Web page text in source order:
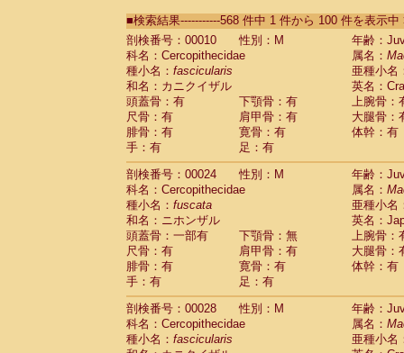
CebidaeSaguinus labiatus(0)
Cebidae Saguinus leucopus (4)
CebidaeSaguinus midas
CebidaeSaguinus mystax
CebidaeSaguinus nigricollis (12)
Cebidae Saguinus oedipus
Cebidae Saguinus weddelli
Cebidae Saguinusspp.
Cebidae Aotus trivirgatus
Cebidae Cebus albifrons
CebidaeCebus apella
Cebidae
CebidaeCebus nigrivittatus
Cebidae Cebusspp.(0)
Cebidae Saimiri boliviensis
Cebidae Saimiri sciureus
Atelidae Alouatta caraya
AtelidaeAlouatta fusca
AtelidaeAlouatta seniculus
AtelidaeAlouatta
AtelidaeAteles belzebuth
■検索結果-----------568 件中 1 件から 100 件を表示
剖検番号：00010
性別：M
年齢：
科名：Cercopithecidae
属名：
種小名： fascicularis
亜種小名
和名：カニクイザル
英名：
頭蓋骨：有
下顎骨：有
上腕骨：
尺骨：有
肩甲骨：有
大腿骨：
腓骨：有
寛骨：有
体幹：有
手：有
足：有
剖検番号：00024
性別：M
年齢：
科名：Cercopithecidae
属名：
種小名： fuscata
亜種小名
和名：ニホンザル
英名：
頭蓋骨：一部有
下顎骨：無
上腕骨：
尺骨：有
肩甲骨：有
大腿骨：
腓骨：有
寛骨：有
体幹：有
手：有
足：有
剖検番号：00028
性別：M
年齢：
科名：Cercopithecidae
属名：
種小名： fascicularis
亜種小名